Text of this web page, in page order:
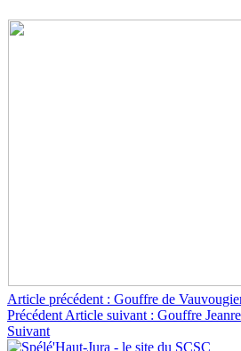
Article précédent : Gouffre de
Précédent Article suivant : Gouffre
Suivant